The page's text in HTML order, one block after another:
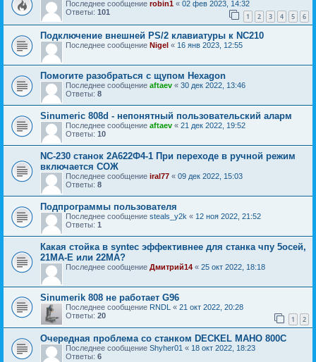
Последнее сообщение robin1 « 02 фев 2023, 14:32
Ответы: 101 1 2 3 4 5 6
Подключение внешней PS/2 клавиатуры к NC210
Последнее сообщение Nigel « 16 янв 2023, 12:55
Помогите разобраться с щупом Hexagon
Последнее сообщение aftaev « 30 дек 2022, 13:46
Ответы: 8
Sinumeric 808d - непонятный пользовательский аларм
Последнее сообщение aftaev « 21 дек 2022, 19:52
Ответы: 10
NC-230 станок 2А622Ф4-1 При переходе в ручной режим
включается СОЖ
Последнее сообщение iral77 « 09 дек 2022, 15:03
Ответы: 8
Подпрограммы пользователя
Последнее сообщение steals_y2k « 12 ноя 2022, 21:52
Ответы: 1
Какая стойка в syntec эффективнее для станка чпу 5осей,
21МА-Е или 22МА?
Последнее сообщение Дмитрий14 « 25 окт 2022, 18:18
Sinumerik 808 не работает G96
Последнее сообщение RNDL « 21 окт 2022, 20:28
Ответы: 20 1 2
Очередная проблема со станком DECKEL MAHO 800C
Последнее сообщение Shyher01 « 18 окт 2022, 18:23
Ответы: 6